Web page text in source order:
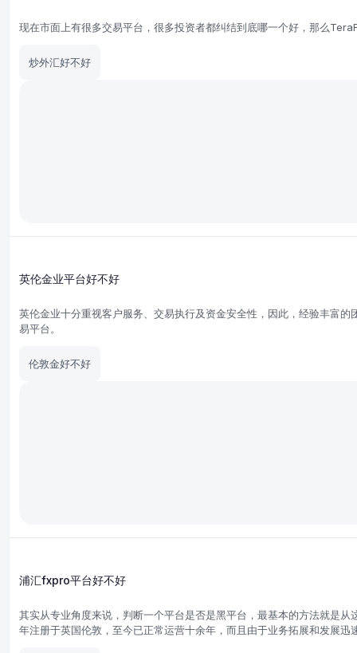
现在市面上有很多交易平台，很多投资者都纠结到底哪一个好，那么
炒外汇好不好
英伦金业平台好不好
英伦金业十分重视客户服务、交易执行及资金安全性，因此，经验丰富
易平台。
伦敦金好不好
浦汇fxpro平台好不好
其实从专业角度来说，判断一个平台是否是黑平台，最基本的方法就是
年注册于英国伦敦，至今已正常运营十余年，而且由于业务拓展和发展